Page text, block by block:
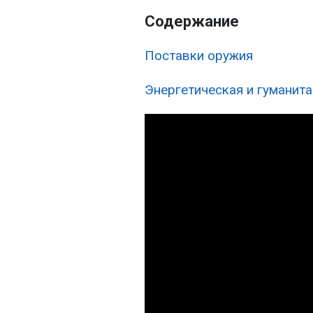
Содержание
Поставки оружия
Энергетическая и